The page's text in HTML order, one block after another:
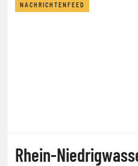
NACHRICHTENFEED
Rhein-